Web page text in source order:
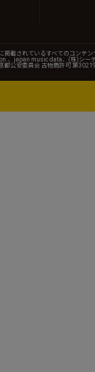
掲載されているすべてのコン
、japan music data、(株)シー
都公安委員会 古物商許可 第